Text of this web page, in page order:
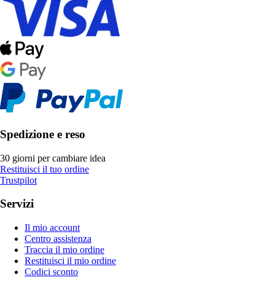
Spedizione e reso
30 giorni per cambiare idea
Restituisci il tuo ordine
Trustpilot
Servizi
Il mio account
Centro assistenza
Traccia il mio ordine
Restituisci il mio ordine
Codici sconto